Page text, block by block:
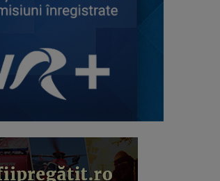
Emisiune magazin
KÖNYVBEN AZ EMBER / O
CARTE PE SĂPTĂMÂNĂ
...